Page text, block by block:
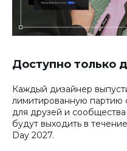
Доступно только
Каждый дизайнер
лимитированную партию
для друзей и
будут выходить в
Day 2027.